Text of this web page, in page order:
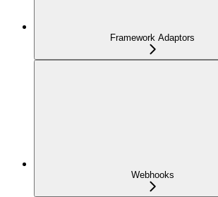
Framework Adaptors
Webhooks